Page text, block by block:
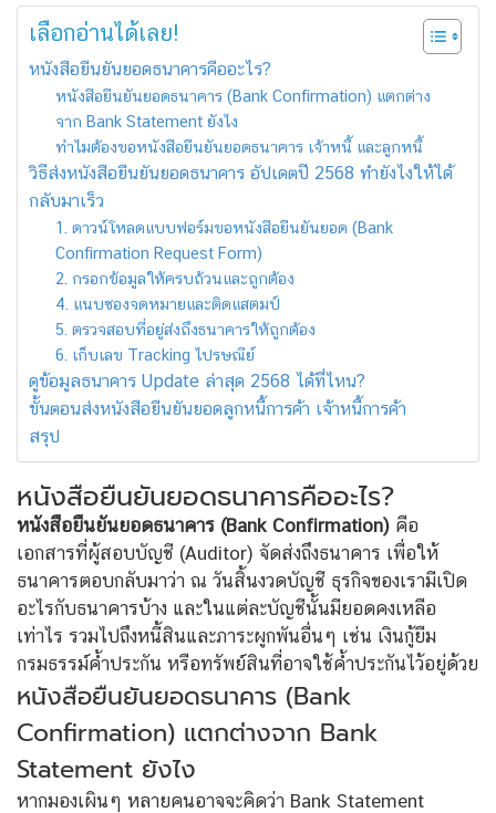
เลือกอ่านได้เลย!
หนังสือยืนยันยอดธนาคารคืออะไร?
หนังสือยืนยันยอดธนาคาร (Bank Confirmation) แตกต่าง
จาก Bank Statement ยังไง
ทำไมต้องขอหนังสือยืนยันยอดธนาคาร เจ้าหนี้ และลูกหนี้
วิธีส่งหนังสือยืนยันยอดธนาคาร อัปเดตปี 2568 ทำยังไงให้ได้
กลับมาเร็ว
1. ดาวน์โหลดแบบฟอร์มขอหนังสือยืนยันยอด (Bank
Confirmation Request Form)
2. กรอกข้อมูลให้ครบถ้วนและถูกต้อง
4. แนบซองจดหมายและติดแสตมป์
5. ตรวจสอบที่อยู่ส่งถึงธนาคารให้ถูกต้อง
6. เก็บเลข Tracking ไปรษณีย์
ดูข้อมูลธนาคาร Update ล่าสุด 2568 ได้ที่ไหน?
ขั้นตอนส่งหนังสือยืนยันยอดลูกหนี้การค้า เจ้าหนี้การค้า
สรุป
หนังสือยืนยันยอดธนาคารคืออะไร?
หนังสือยืนยันยอดธนาคาร (Bank Confirmation) คือ
เอกสารที่ผู้สอบบัญชี (Auditor) จัดส่งถึงธนาคาร เพื่อให้
ธนาคารตอบกลับมาว่า ณ วันสิ้นงวดบัญชี ธุรกิจของเรามีเปิด
อะไรกับธนาคารบ้าง และในแต่ละบัญชีนั้นมียอดคงเหลือ
เท่าไร รวมไปถึงหนี้สินและภาระผูกพันอื่นๆ เช่น เงินกู้ยืม
กรมธรรม์ค้ำประกัน หรือทรัพย์สินที่อาจใช้ค้ำประกันไว้อยู่ด้วย
หนังสือยืนยันยอดธนาคาร (Bank
Confirmation) แตกต่างจาก Bank
Statement ยังไง
หากมองเผินๆ หลายคนอาจจะคิดว่า Bank Statement